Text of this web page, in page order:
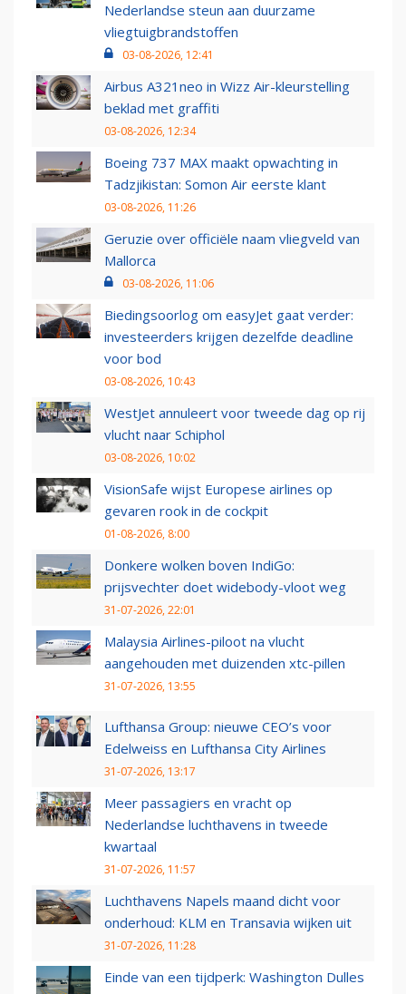
Nederlandse steun aan duurzame
vliegtuigbrandstoffen
03-08-2026, 12:41
Airbus A321neo in Wizz Air-kleurstelling
beklad met graffiti
03-08-2026, 12:34
Boeing 737 MAX maakt opwachting in
Tadzjikistan: Somon Air eerste klant
03-08-2026, 11:26
Geruzie over officiële naam vliegveld van
Mallorca
03-08-2026, 11:06
Biedingsoorlog om easyJet gaat verder:
investeerders krijgen dezelfde deadline
voor bod
03-08-2026, 10:43
WestJet annuleert voor tweede dag op rij
vlucht naar Schiphol
03-08-2026, 10:02
VisionSafe wijst Europese airlines op
gevaren rook in de cockpit
01-08-2026, 8:00
Donkere wolken boven IndiGo:
prijsvechter doet widebody-vloot weg
31-07-2026, 22:01
Malaysia Airlines-piloot na vlucht
aangehouden met duizenden xtc-pillen
31-07-2026, 13:55
Lufthansa Group: nieuwe CEO’s voor
Edelweiss en Lufthansa City Airlines
31-07-2026, 13:17
Meer passagiers en vracht op
Nederlandse luchthavens in tweede
kwartaal
31-07-2026, 11:57
Luchthavens Napels maand dicht voor
onderhoud: KLM en Transavia wijken uit
31-07-2026, 11:28
Einde van een tijdperk: Washington Dulles